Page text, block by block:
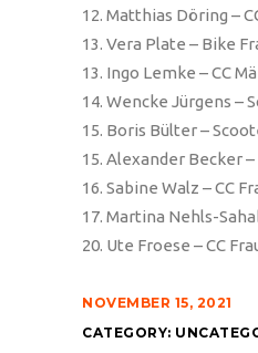
12. Matthias Döring –
13. Vera Plate – Bike
13. Ingo Lemke – CC
14. Wencke Jürgens –
15. Boris Bülter –
15. Alexander Becker
16. Sabine Walz – CC
17. Martina Nehls-
20. Ute Froese – CC
NOVEMBER 15, 2021
CATEGORY: